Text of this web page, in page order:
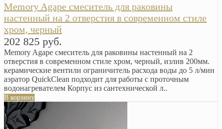
Memory Agape смеситель для раковины
настенный на 2 отверстия в современном стиле
хром, черный
202 825 руб.
Memory Agape смеситель для раковины настенный на 2
отверстия в современном стиле хром, черный, излив 200мм.
керамические вентили ограничитель расхода воды до 5 л/мин
аэратор QuickClean подходит для работы с проточным
водонагревателем Корпус из сантехнической л..
В корзину